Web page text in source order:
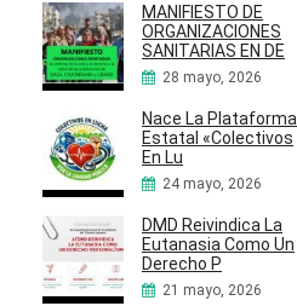
MANIFIESTO DE
ORGANIZACIONES
SANITARIAS EN DE
28 mayo, 2026
Nace La Plataforma
Estatal «Colectivos
En Lu
24 mayo, 2026
DMD Reivindica La
Eutanasia Como Un
Derecho P
21 mayo, 2026